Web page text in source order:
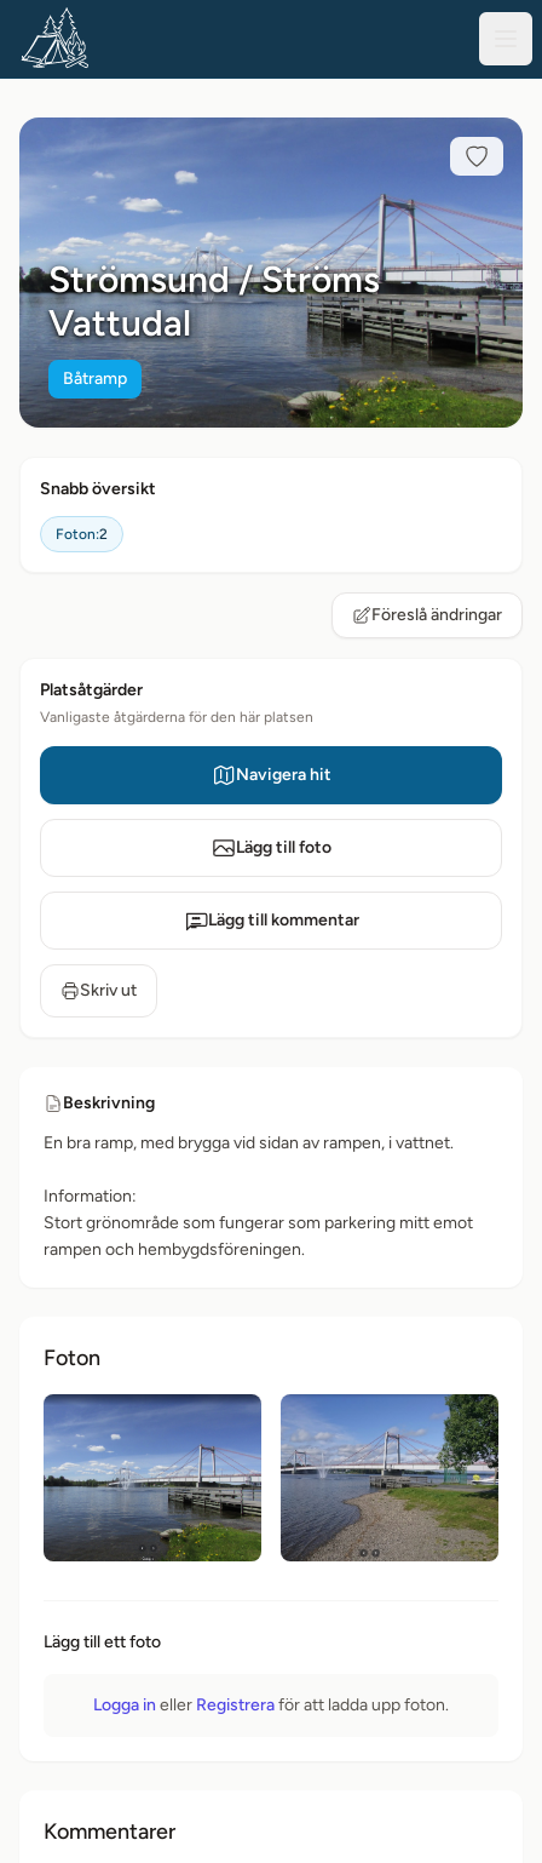
Strömsund / Ströms
Vattudal
Båtramp
Snabb översikt
Foton:2
Föreslå ändringar
Platsåtgärder
Vanligaste åtgärderna för den här platsen
Navigera hit
Lägg till foto
Lägg till kommentar
Skriv ut
Beskrivning
En bra ramp, med brygga vid sidan av rampen, i vattnet.
Information:
Stort grönområde som fungerar som parkering mitt emot
rampen och hembygdsföreningen.
Foton
Lägg till ett foto
Logga in eller Registreraför att ladda upp foton.
Kommentarer